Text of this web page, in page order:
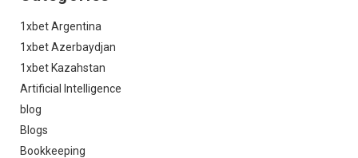
1xbet Argentina
1xbet Azerbaydjan
1xbet Kazahstan
Artificial Intelligence
blog
Blogs
Bookkeeping